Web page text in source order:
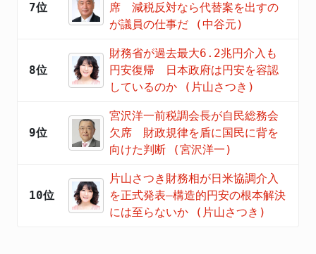
7位
席 減税反対なら代替案を出すの
が議員の仕事だ (中谷元)
8位
財務省が過去最大6.2兆円介入も
円安復帰 日本政府は円安を容認
しているのか (片山さつき)
9位
宮沢洋一前税調会長が自民総務会
欠席 財政規律を盾に国民に背を
向けた判断 (宮沢洋一)
10位
片山さつき財務相が日米協調介入
を正式発表―構造的円安の根本解決
には至らないか (片山さつき)